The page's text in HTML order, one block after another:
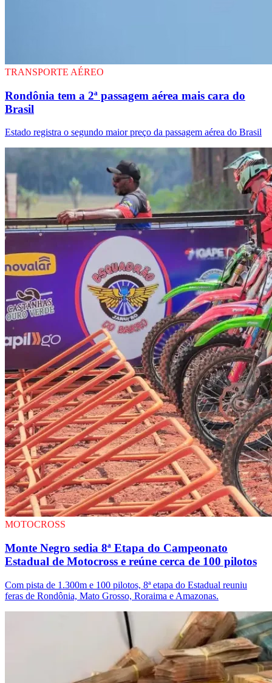
TRANSPORTE AÉREO
Rondônia tem a 2ª passagem aérea mais cara do
Brasil
Estado registra o segundo maior preço da passagem aérea do Brasil
MOTOCROSS
Monte Negro sedia 8ª Etapa do Campeonato
Estadual de Motocross e reúne cerca de 100 pilotos
Com pista de 1.300m e 100 pilotos, 8ª etapa do Estadual reuniu
feras de Rondônia, Mato Grosso, Roraima e Amazonas.